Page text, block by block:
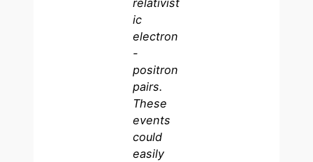
relativist
ic
electron
-
positron
pairs.
These
events
could
easily